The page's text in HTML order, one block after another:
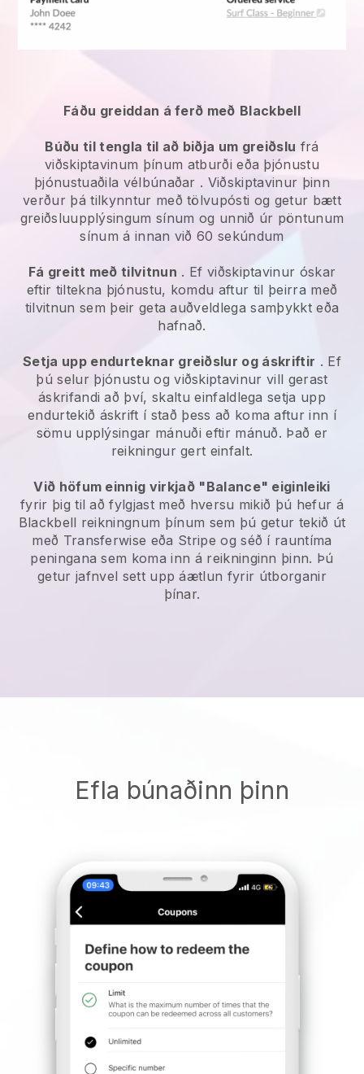
Fáðu greiddan á ferð með Blackbell
Búðu til tengla til að biðja um greiðslu frá
viðskiptavinum þínum atburði eða þjónustu
þjónustuaðila vélbúnaðar . Viðskiptavinur þinn
verður þá tilkynntur með tölvupósti og getur bætt
greiðsluupplýsingum sínum og unnið úr pöntunum
sínum á innan við 60 sekúndum
Fá greitt með tilvitnun . Ef viðskiptavinur óskar
eftir tiltekna þjónustu, komdu aftur til þeirra með
tilvitnun sem þeir geta auðveldlega samþykkt eða
hafnað.
Setja upp endurteknar greiðslur og áskriftir . Ef
þú selur þjónustu og viðskiptavinur vill gerast
áskrifandi að því, skaltu einfaldlega setja upp
endurtekið áskrift í stað þess að koma aftur inn í
sömu upplýsingar mánuði eftir mánuð. Það er
reikningur gert einfalt.
Við höfum einnig virkjað "Balance" eiginleiki
fyrir þig til að fylgjast með hversu mikið þú hefur á
Blackbell reikningnum þínum sem þú getur tekið út
með Transferwise eða Stripe og séð í rauntíma
peningana sem koma inn á reikninginn þinn. Þú
getur jafnvel sett upp áætlun fyrir útborganir
þínar.
Efla búnaðinn þinn